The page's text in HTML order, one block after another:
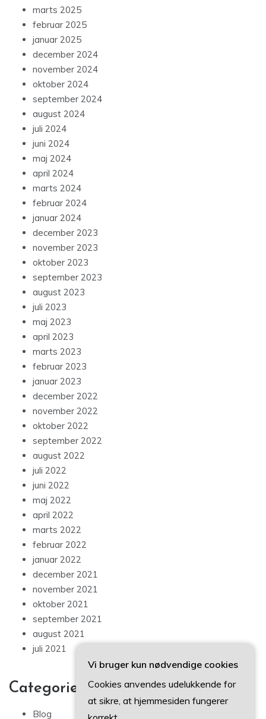
marts 2025
februar 2025
januar 2025
december 2024
november 2024
oktober 2024
september 2024
august 2024
juli 2024
juni 2024
maj 2024
april 2024
marts 2024
februar 2024
januar 2024
december 2023
november 2023
oktober 2023
september 2023
august 2023
juli 2023
maj 2023
april 2023
marts 2023
februar 2023
januar 2023
december 2022
november 2022
oktober 2022
september 2022
august 2022
juli 2022
juni 2022
maj 2022
april 2022
marts 2022
februar 2022
januar 2022
december 2021
november 2021
oktober 2021
september 2021
august 2021
juli 2021
Categories
Blog
Vi bruger kun nødvendige cookies
Cookies anvendes udelukkende for
at sikre, at hjemmesiden fungerer